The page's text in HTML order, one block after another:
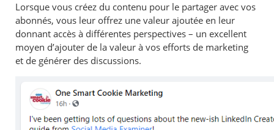
Lorsque vous créez du contenu pour le partager avec vos
abonnés, vous leur offrez une valeur ajoutée en leur
donnant accès à différentes perspectives – un excellent
moyen d’ajouter de la valeur à vos efforts de marketing
et de générer des discussions.